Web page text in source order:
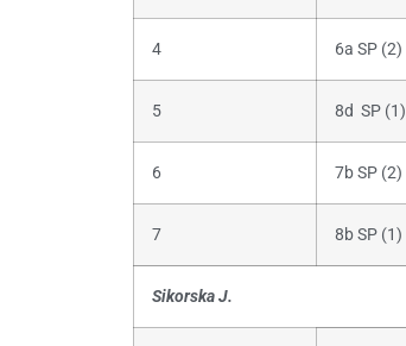
4 6a SP (2)
5 8d SP (1)
6 7b SP (2)
7 8b SP (1)
Sikorska J.